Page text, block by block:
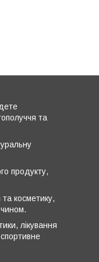
та
продукту,
косметику,
лікування